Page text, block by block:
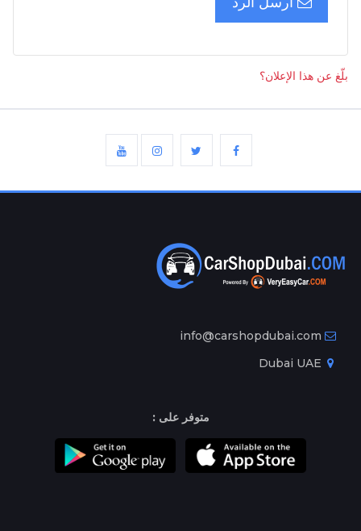
بلّغ عن هذا الإعلان؟
info@carshopdubai.com
متوفر على :